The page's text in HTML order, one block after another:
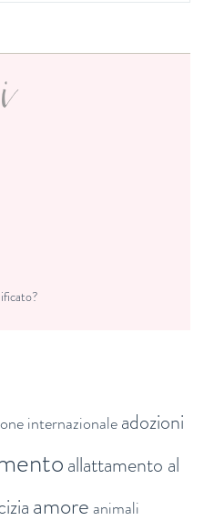
internazionaleadozioni
allattamento al
amore animali